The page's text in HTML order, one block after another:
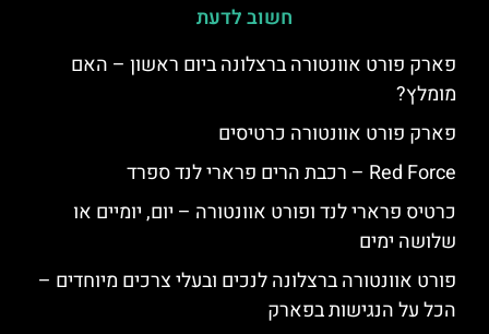
חשוב לדעת
פארק פורט אוונטורה ברצלונה ביום ראשון – האם
מומלץ?
פארק פורט אוונטורה כרטיסים
Red Force – רכבת הרים פרארי לנד ספרד
כרטיס פרארי לנד ופורט אוונטורה – יום, יומיים או
שלושה ימים
פורט אוונטורה ברצלונה לנכים ובעלי צרכים מיוחדים –
הכל על הנגישות בפארק